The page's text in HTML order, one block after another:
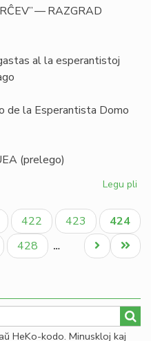
— RAZGRAD
al la esperantistoj
de la Esperantista Domo
(prelego)
Legu pli
Paĝo
422 Paĝo
423
Aktuala
paĝo
424
Paĝo
428 …
Last
page
Next
page
HeKo-kodo. Minuskloj kaj